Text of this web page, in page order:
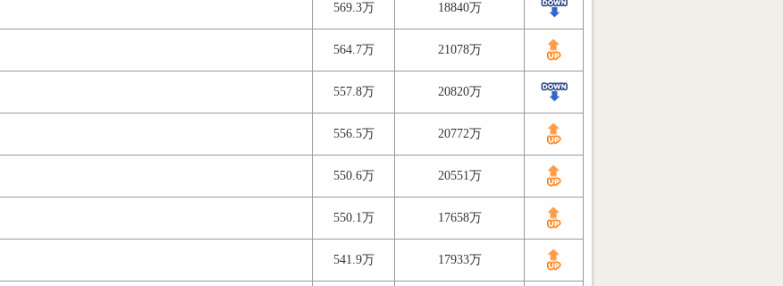
569.3万 18840万
564.7万 21078万
557.8万 20820万
556.5万 20772万
550.6万 20551万
550.1万 17658万
541.9万 17933万